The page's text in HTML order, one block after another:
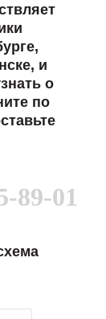
и
о
по
89-01